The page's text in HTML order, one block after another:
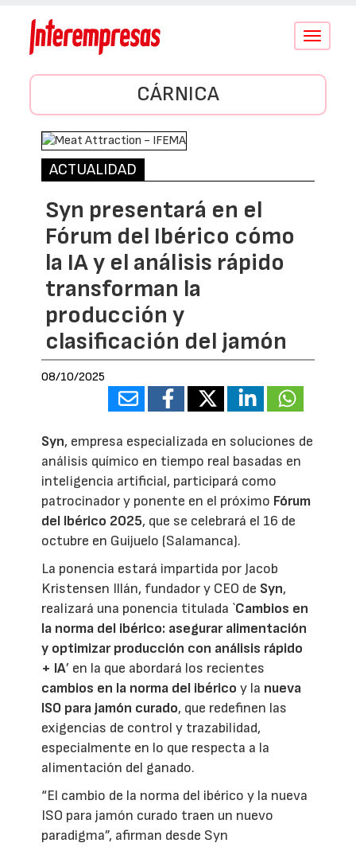
Conmutar
CÁRNICA
ACTUALIDAD
Syn presentará en el
Fórum del Ibérico cómo
la IA y el análisis rápido
transforman la
producción y
clasificación del jamón
08/10/2025
Syn, empresa especializada en soluciones de
análisis químico en tiempo real basadas en
inteligencia artificial, participará como
patrocinador y ponente en el próximo Fórum
del Ibérico 2025, que se celebrará el 16 de
octubre en Guijuelo (Salamanca).
La ponencia estará impartida por Jacob
Kristensen Illán, fundador y CEO de Syn,
realizará una ponencia titulada `Cambios en
la norma del ibérico: asegurar alimentación
y optimizar producción con análisis rápido
+ IA’ en la que abordará los recientes
cambios en la norma del ibéricoy la nueva
ISO para jamón curado, que redefinen las
exigencias de control y trazabilidad,
especialmente en lo que respecta a la
alimentación del ganado.
“El cambio de la norma del ibérico y la nueva
ISO para jamón curado traen un nuevo
paradigma”, afirman desde Syn